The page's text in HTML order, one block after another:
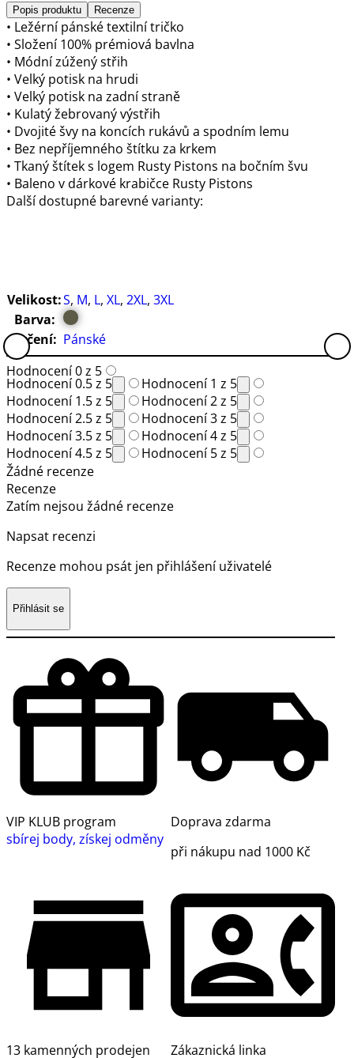
Popis produktu Recenze
• Ležérní pánské textilní tričko
• Složení 100% prémiová bavlna
• Módní zúžený střih
• Velký potisk na hrudi
• Velký potisk na zadní straně
• Kulatý žebrovaný výstřih
• Dvojité švy na koncích rukávů a spodním lemu
• Bez nepříjemného štítku za krkem
• Tkaný štítek s logem Rusty Pistons na bočním švu
• Baleno v dárkové krabičce Rusty Pistons
Další dostupné barevné varianty:
Velikost:S, M, L, XL, 2XL, 3XL
Barva:
Určení: Pánské
Hodnocení 0 z 5
Hodnocení 0.5 z 5
Hodnocení 1 z 5
Hodnocení 1.5 z 5
Hodnocení 2 z 5
Hodnocení 2.5 z 5
Hodnocení 3 z 5
Hodnocení 3.5 z 5
Hodnocení 4 z 5
Hodnocení 4.5 z 5
Hodnocení 5 z 5
Žádné recenze
Recenze
Zatím nejsou žádné recenze
Napsat recenzi
Recenze mohou psát jen přihlášení uživatelé
Přihlásit se
VIP KLUB program
sbírej body, získej odměny
Doprava zdarma
při nákupu nad 1000 Kč
13 kamenných prodejen Zákaznická linka